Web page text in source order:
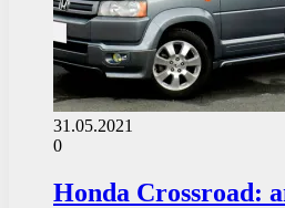
31.05.2021
0
Honda Crossroad: